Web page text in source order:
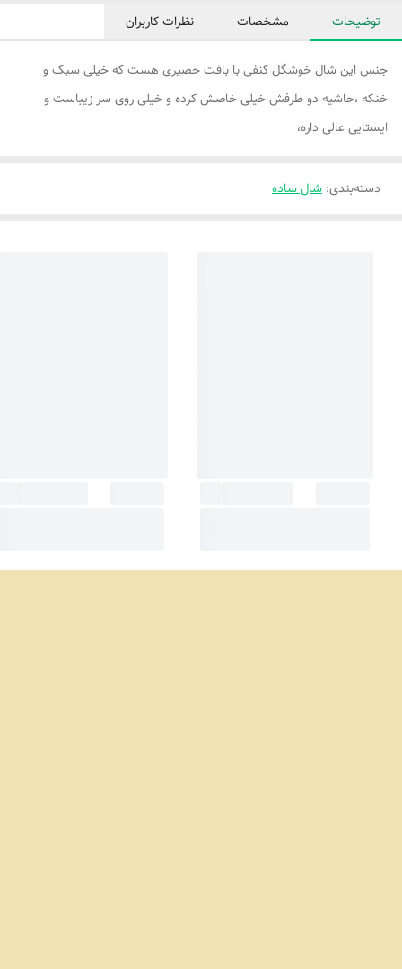
توضیحات مشخصات نظرات کاربران
جنس این شال خوشگل کنفی با بافت حصیری هست که خیلی سبک و
خنکه ،حاشیه دو طرفش خیلی خاصش کرده و خیلی روی سر زیباست و
ایستایی عالی داره،
دسته‌بندی: شال ساده